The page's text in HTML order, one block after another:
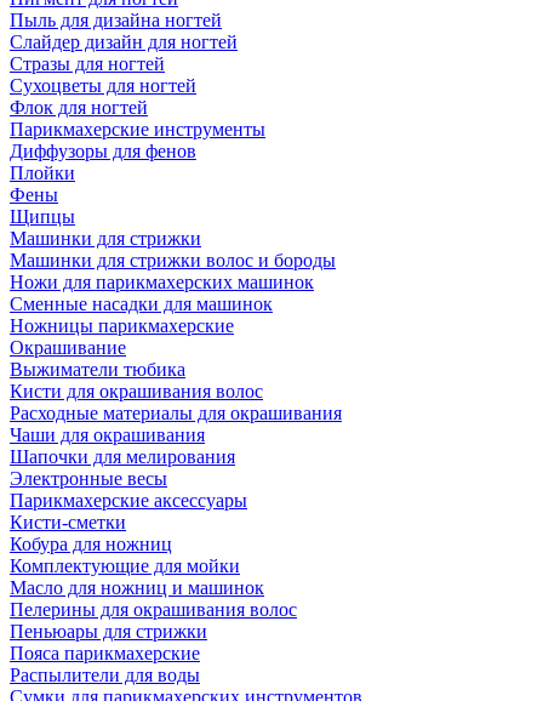
Пыль для дизайна ногтей
Слайдер дизайн для ногтей
Стразы для ногтей
Сухоцветы для ногтей
Флок для ногтей
Парикмахерские инструменты
Диффузоры для фенов
Плойки
Фены
Щипцы
Машинки для стрижки
Машинки для стрижки волос и бороды
Ножи для парикмахерских машинок
Сменные насадки для машинок
Ножницы парикмахерские
Окрашивание
Выжиматели тюбика
Кисти для окрашивания волос
Расходные материалы для окрашивания
Чаши для окрашивания
Шапочки для мелирования
Электронные весы
Парикмахерские аксессуары
Кисти-сметки
Кобура для ножниц
Комплектующие для мойки
Масло для ножниц и машинок
Пелерины для окрашивания волос
Пеньюары для стрижки
Пояса парикмахерские
Распылители для воды
Сумки для парикмахерских инструментов